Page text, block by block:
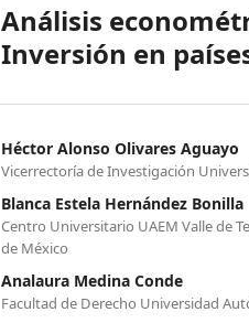
Análisis
Inversión en
Héctor Alonso Olivares Aguayo
Vicerrectoría de Investigación
Blanca Estela Hernández Bonilla
Centro Universitario UAEM Valle de
de México
Analaura Medina Conde
Facultad de Derecho Universidad